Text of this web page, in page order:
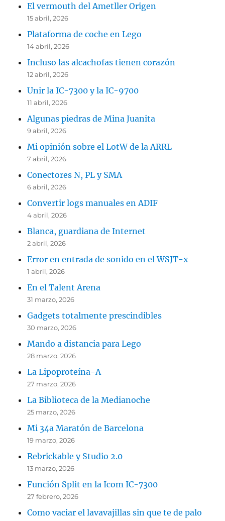
El vermouth del Ametller Origen
15 abril, 2026
Plataforma de coche en Lego
14 abril, 2026
Incluso las alcachofas tienen corazón
12 abril, 2026
Unir la IC-7300 y la IC-9700
11 abril, 2026
Algunas piedras de Mina Juanita
9 abril, 2026
Mi opinión sobre el LotW de la ARRL
7 abril, 2026
Conectores N, PL y SMA
6 abril, 2026
Convertir logs manuales en ADIF
4 abril, 2026
Blanca, guardiana de Internet
2 abril, 2026
Error en entrada de sonido en el WSJT-x
1 abril, 2026
En el Talent Arena
31 marzo, 2026
Gadgets totalmente prescindibles
30 marzo, 2026
Mando a distancia para Lego
28 marzo, 2026
La Lipoproteína-A
27 marzo, 2026
La Biblioteca de la Medianoche
25 marzo, 2026
Mi 34a Maratón de Barcelona
19 marzo, 2026
Rebrickable y Studio 2.0
13 marzo, 2026
Función Split en la Icom IC-7300
27 febrero, 2026
Como vaciar el lavavajillas sin que te de palo